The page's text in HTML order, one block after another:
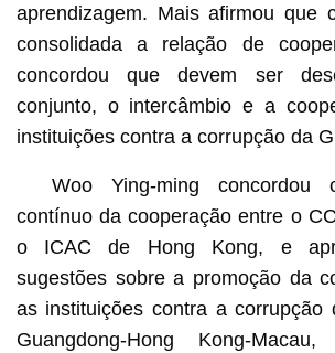
aprendizagem. Mais afirmou que
consolidada a relação de
concordou que devem ser
conjunto, o intercâmbio e a
instituições contra a corrupção da
Woo Ying-ming concordou
contínuo da cooperação entre o
o ICAC de Hong Kong, e
sugestões sobre a promoção da
as instituições contra a corrupção
Guangdong-Hong Kong-Macau,